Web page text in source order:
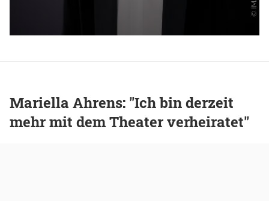
Mariella Ahrens: "Ich bin derzeit
mehr mit dem Theater verheiratet"